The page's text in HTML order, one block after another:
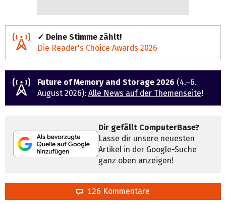
✓ Deine Stimme zählt!
Die Reader's Choice Awards 2026
Future of Memory and Storage 2026 (4.–6.
August 2026): Alle News auf der Themenseite!
Dir gefällt ComputerBase?
Lasse dir unsere neuesten
Artikel in der Google-Suche
ganz oben anzeigen!
126 Kommentare